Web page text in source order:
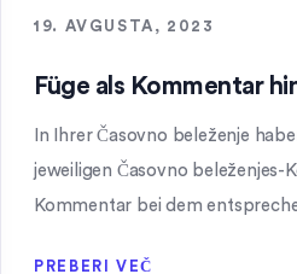
19. AVGUSTA, 2023
Füge als Kommentar
In Ihrer Časovno beleženje
jeweiligen Časovno beleženjes-
Kommentar bei dem
PREBERI VEČ